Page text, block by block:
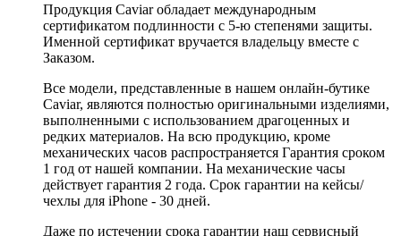
Продукция Caviar обладает международным
сертификатом подлинности с 5-ю степенями защиты.
Именной сертификат вручается владельцу вместе с
Заказом.
Все модели, представленные в нашем онлайн-бутике
Caviar, являются полностью оригинальными изделиями,
выполненными с использованием драгоценных и
редких материалов. На всю продукцию, кроме
механических часов распространяется Гарантия сроком
1 год от нашей компании. На механические часы
действует гарантия 2 года. Срок гарантии на кейсы/
чехлы для iPhone - 30 дней.
Даже по истечении срока гарантии наш сервисный